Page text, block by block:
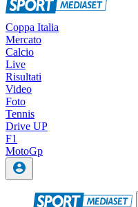
Coppa Italia
Mercato
Calcio
Live
Risultati
Video
Foto
Tennis
Drive UP
F1
MotoGp